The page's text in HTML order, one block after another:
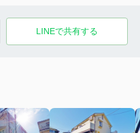
LINEで共有する